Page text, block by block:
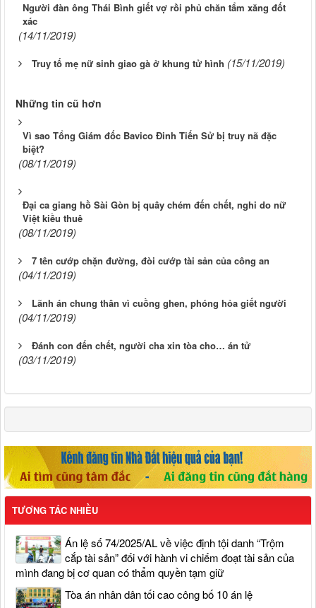
Người đàn ông Thái Bình giết vợ rồi phủ chăn tẩm xăng đốt
xác
(14/11/2019)
Truy tố mẹ nữ sinh giao gà ở khung tử hình (15/11/2019)
Những tin cũ hơn
Vì sao Tổng Giám đốc Bavico Đinh Tiến Sử bị truy nã đặc
biệt?
(08/11/2019)
Đại ca giang hồ Sài Gòn bị quây chém đến chết, nghi do nữ
Việt kiều thuê
(08/11/2019)
7 tên cướp chặn đường, đòi cướp tài sản của công an
(04/11/2019)
Lãnh án chung thân vì cuồng ghen, phóng hỏa giết người
(04/11/2019)
Đánh con đến chết, người cha xin tòa cho… án tử
(03/11/2019)
TƯƠNG TÁC NHIỀU
Án lệ số 74/2025/AL về việc định tội danh “Trộm
cắp tài sản” đối với hành vi chiếm đoạt tài sản của
mình đang bị cơ quan có thẩm quyền tạm giữ
Tòa án nhân dân tối cao công bố 10 án lệ